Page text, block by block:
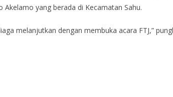
yang berada di Kecamatan Sahu.
melanjutkan dengan membuka acara FTJ,”